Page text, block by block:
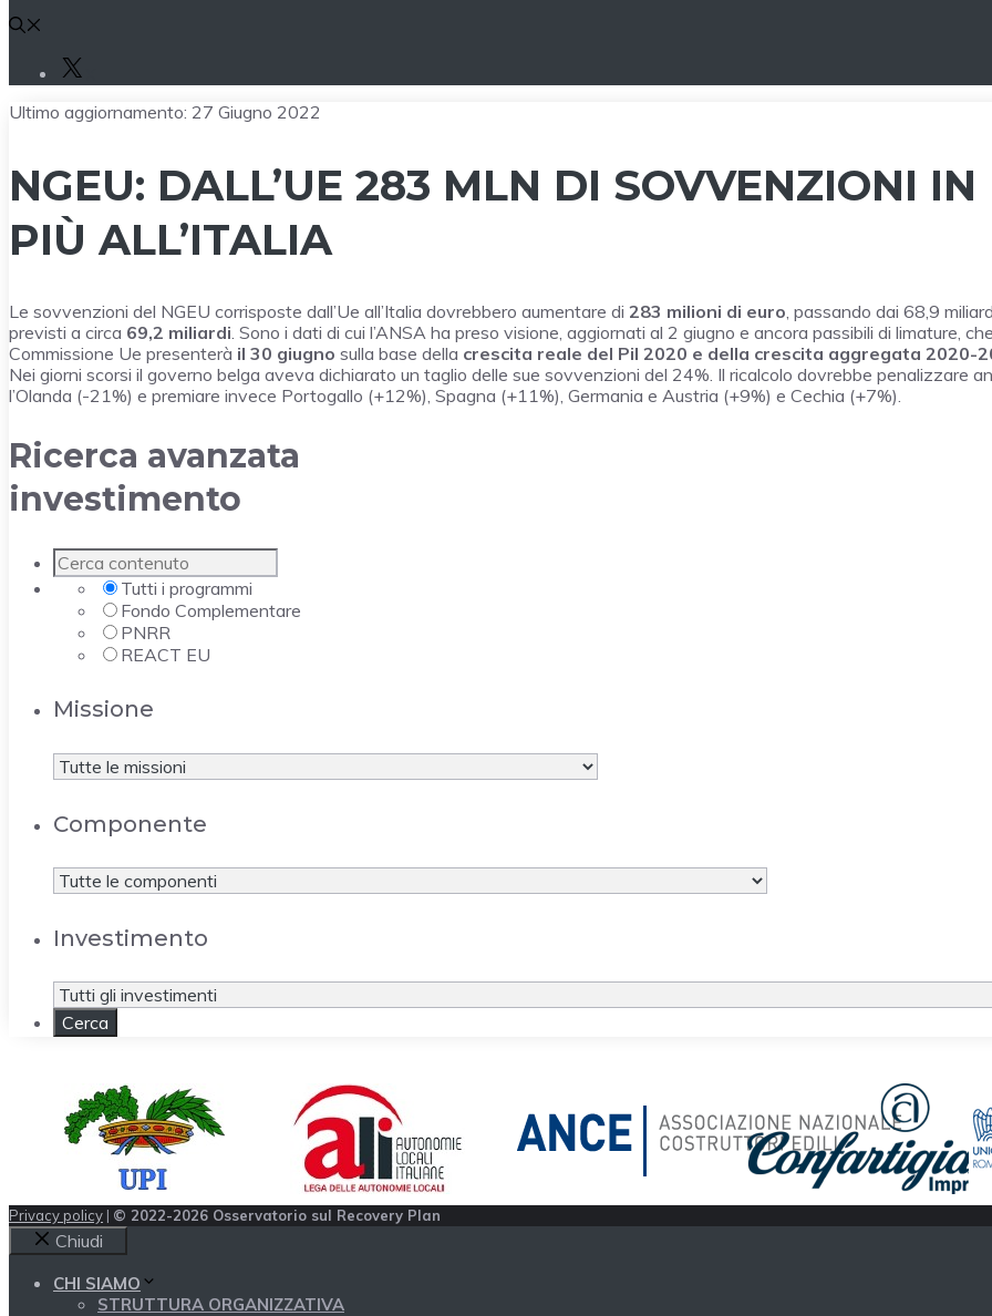
Ultimo aggiornamento: 27 Giugno 2022
NGEU: DALL’UE 283 MLN DI SOVVENZIONI IN
PIÙ ALL’ITALIA
Le sovvenzioni del NGEU corrisposte dall’Ue all’Italia dovrebbero aumentare di 283 milioni di euro, passando dai 68,9
previsti a circa 69,2 miliardi. Sono i dati di cui l’ANSA ha preso visione, aggiornati al 2 giugno e ancora passibili di limature,
Commissione Ue presenterà il 30 giugno sulla base della crescita reale del Pil 2020 e della crescita aggregata 2020-
Nei giorni scorsi il governo belga aveva dichiarato un taglio delle sue sovvenzioni del 24%. Il ricalcolo dovrebbe penalizzare
l’Olanda (-21%) e premiare invece Portogallo (+12%), Spagna (+11%), Germania e Austria (+9%) e Cechia (+7%).
Ricerca avanzata
investimento
Tutti i programmi
Fondo Complementare
PNRR
REACT EU
Missione
Componente
Investimento
Privacy policy | © 2022-2026 Osservatorio sul Recovery Plan
Chiudi
CHI SIAMO
STRUTTURA ORGANIZZATIVA